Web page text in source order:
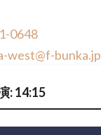
0648
west@f-bunka.jp
: 14:15